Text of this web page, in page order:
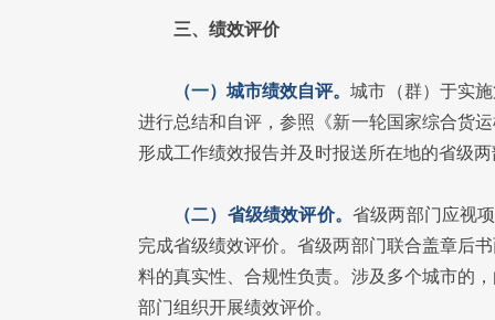
三、绩效评价
（一）城市绩效自评。城市（群）于实
进行总结和自评，参照《新一轮国家综合货
形成工作绩效报告并及时报送所在地的省级
（二）省级绩效评价。 省级两部门应视
完成省级绩效评价。省级两部门联合盖章后
料的真实性、合规性负责。涉及多个城市的
部门组织开展绩效评价。